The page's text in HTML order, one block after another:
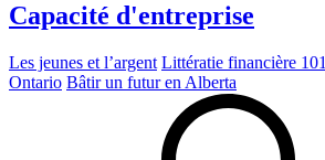
Capacité d'entreprise
Les jeunes et l’argent Littératie financière 101
Ontario Bâtir un futur en Alberta